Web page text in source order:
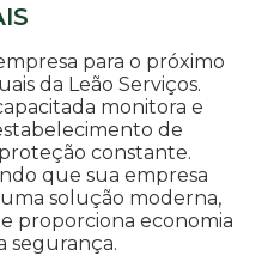
para o próximo
da Leão Serviços.
monitora e
de
constante.
que sua empresa
solução moderna,
proporciona economia
segurança.